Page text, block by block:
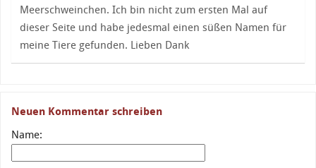
Meerschweinchen. Ich bin nicht zum ersten Mal auf
dieser Seite und habe jedesmal einen süßen Namen für
meine Tiere gefunden. Lieben Dank
Neuen Kommentar schreiben
Name: